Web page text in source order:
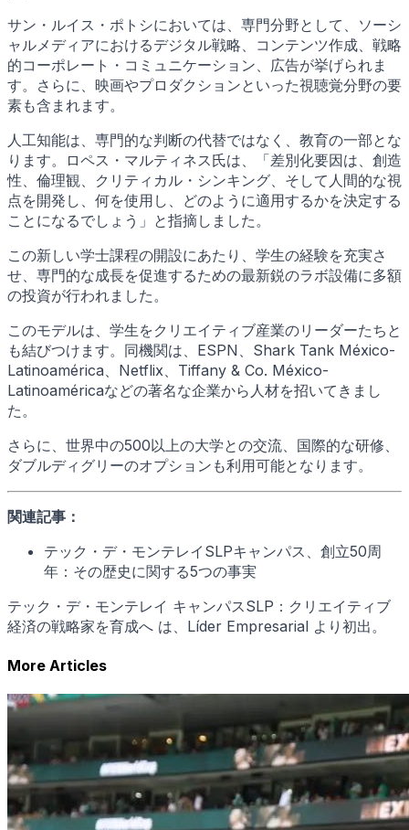
サン・ルイス・ポトシにおいては、専門分野として、ソーシ
ャルメディアにおけるデジタル戦略、コンテンツ作成、戦略
的コーポレート・コミュニケーション、広告が挙げられま
す。さらに、映画やプロダクションといった視聴覚分野の要
素も含まれます。
人工知能は、専門的な判断の代替ではなく、教育の一部とな
ります。ロペス・マルティネス氏は、「差別化要因は、創造
性、倫理観、クリティカル・シンキング、そして人間的な視
点を開発し、何を使用し、どのように適用するかを決定する
ことになるでしょう」と指摘しました。
この新しい学士課程の開設にあたり、学生の経験を充実さ
せ、専門的な成長を促進するための最新鋭のラボ設備に多額
の投資が行われました。
このモデルは、学生をクリエイティブ産業のリーダーたちと
も結びつけます。同機関は、ESPN、Shark Tank México-
Latinoamérica、Netflix、Tiffany & Co. México-
Latinoaméricaなどの著名な企業から人材を招いてきまし
た。
さらに、世界中の500以上の大学との交流、国際的な研修、
ダブルディグリーのオプションも利用可能となります。
関連記事：
テック・デ・モンテレイSLPキャンパス、創立50周
年：その歴史に関する5つの事実
テック・デ・モンテレイ キャンパスSLP：クリエイティブ
経済の戦略家を育成へ は、Líder Empresarial より初出。
More Articles